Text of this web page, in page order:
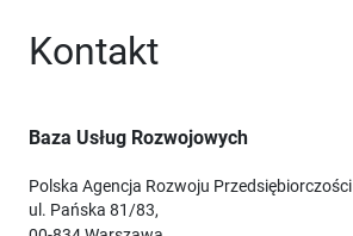
Kontakt
Baza Usług Rozwojowych
Polska Agencja Rozwoju Przedsiębiorczości
ul. Pańska 81/83,